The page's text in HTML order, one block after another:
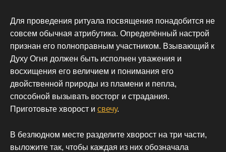
Для проведения ритуала посвящения понадобится не
совсем обычная атрибутика. Определённый настрой
признан его полноправным участником. Взывающий к
Духу Огня должен быть исполнен уважения и
восхищения его величием и понимания его
двойственной природы из пламени и пепла,
способной вызывать восторг и страдания.
Приготовьте хворост и свечу.
В безлюдном месте разделите хворост на три части,
выложите так, чтобы каждая из них обозначала